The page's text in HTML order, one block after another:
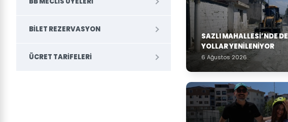
SAZLI MAHALLESİ’NDE DE
YOLLAR YENİLENİYOR
6 Ağustos 2026
BILET REZERVASYON
ÜCRET TARIFELERI